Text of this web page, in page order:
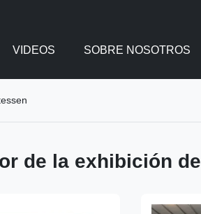
VIDEOS SOBRE NOSOTROS
de la exhibición